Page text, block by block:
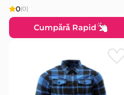
0(0)
Cumpără Rapid